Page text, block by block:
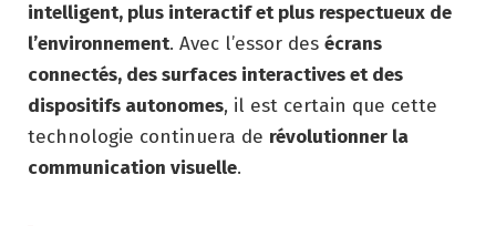
intelligent, plus interactif et plus respectueux de
l’environnement. Avec l’essor des écrans
connectés, des surfaces interactives et des
dispositifs autonomes, il est certain que cette
technologie continuera de révolutionner la
communication visuelle.